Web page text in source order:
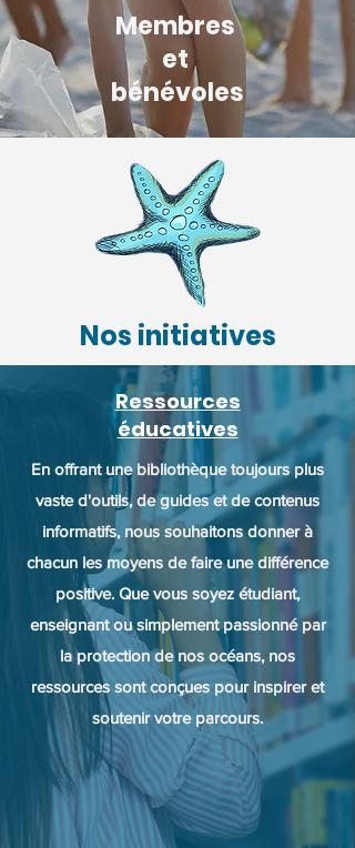
Membres
et
bénévoles
Nos initiatives
Ressources
éducatives
En offrant une bibliothèque toujours plus
vaste d'outils, de guides et de contenus
informatifs, nous souhaitons donner à
chacun les moyens de faire une différence
positive. Que vous soyez étudiant,
enseignant ou simplement passionné par
la protection de nos océans, nos
ressources sont conçues pour inspirer et
soutenir votre parcours.